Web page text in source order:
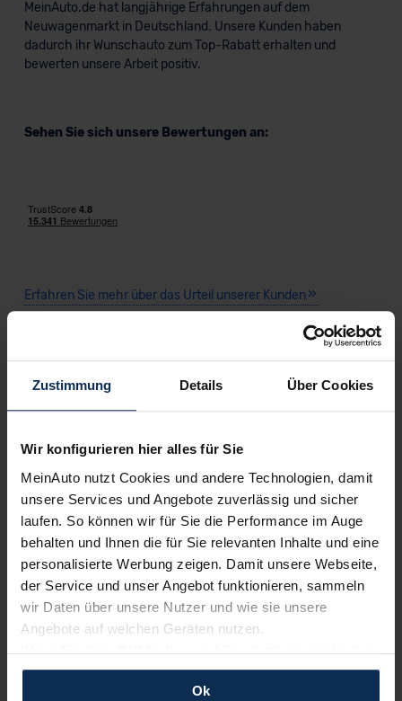
Zustimmung Details Über Cookies
Wir konfigurieren hier alles für Sie
MeinAuto nutzt Cookies und andere Technologien, damit
unsere Services und Angebote zuverlässig und sicher
laufen. So können wir für Sie die Performance im Auge
behalten und Ihnen die für Sie relevanten Inhalte und eine
personalisierte Werbung zeigen. Damit unsere Webseite,
der Service und unser Angebot funktionieren, sammeln
wir Daten über unsere Nutzer und wie sie unsere
Angebote auf welchen Geräten nutzen.
Wenn Sie das „OK“ finden, sind Sie damit einverstanden
und erlauben uns Cookies für unseren Service zu
verwenden und diese Daten an Dritte weiterzugeben,
Ok
MeinAuto.de hat langjährige Erfahrungen auf dem
Neuwagenmarkt in Deutschland. Unsere Kunden haben
dadurch ihr Wunschauto zum Top-Rabatt erhalten und
bewerten unsere Arbeit positiv.
Sehen Sie sich unsere Bewertungen an:
Erfahren Sie mehr über das Urteil unserer Kunden
Infos zur Automarke MINI
Die MarkeMiniverspricht seit vielen Jahren Kultmodelle im
Kleinwagen-Segment
. Sowohl in seiner klassischen Form
ist der Mini
eine ausgezeichnete Wahl füranspruchsvolle und
stilbewussteAutofahrer/innen. Mit bewährten markanten
Formen und Proportionen sowie Premium-
Innenausstattungenhebt sich die Marke aus demBMW-
Konzernvon der Konkurrenz ab.
Premium-Kleinwagen mit hohen Rabatten auf
MeinAuto.de kaufen
ist nicht immer einfach zu stemmen, aber mit